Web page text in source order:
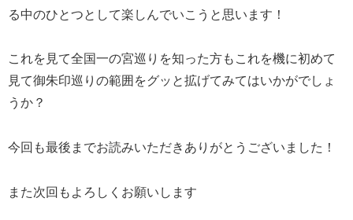
る中のひとつとして楽しんでいこうと思います！
これを見て全国一の宮巡りを知った方もこれを機に初めて
見て御朱印巡りの範囲をグッと拡げてみてはいかがでしょ
うか？
今回も最後までお読みいただきありがとうございました！
また次回もよろしくお願いします